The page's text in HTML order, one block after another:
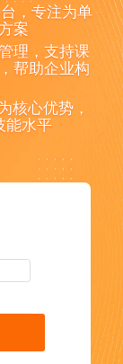
，专注为单
案
理，支持课
帮助企业构
核心优势，
能水平